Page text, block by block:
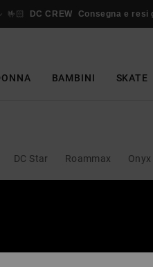
🤟🏻 DC CREW Consegna e resi
BAMBINI SKATE
DC Star Roammax Onyx
bambini.